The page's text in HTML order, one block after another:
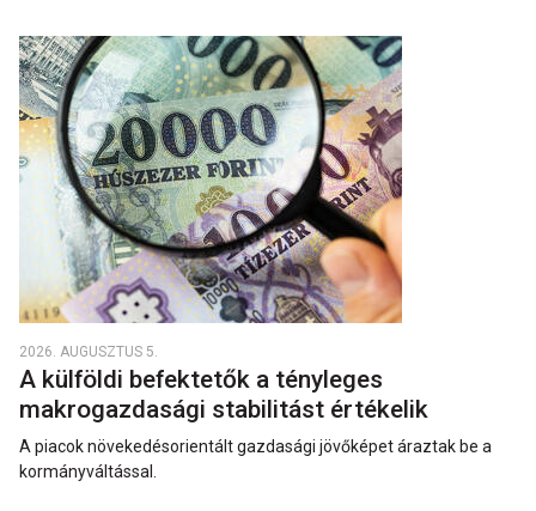
2026. AUGUSZTUS 5.
A külföldi befektetők a tényleges
makrogazdasági stabilitást értékelik
A piacok növekedésorientált gazdasági jövőképet áraztak be a
kormányváltással.